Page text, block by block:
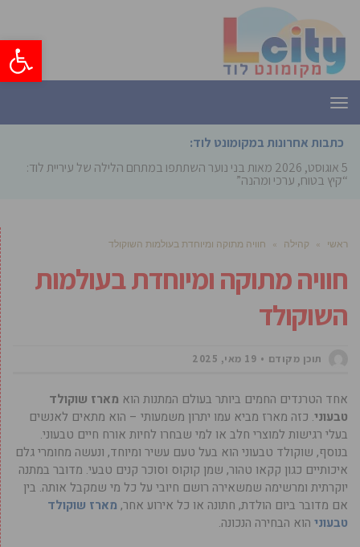
פתח
תפריט
כתבות אחרונות במקומונט לוד:
5 אוגוסט, 2026
מאות בני נוער השתתפו במתחם הלילה של עיריית לוד:
“קיץ בטוח, ערכי ומהנה”
ראשי » קהילה » חוויה מתוקה ומיוחדת בעולמות השוקולד
חוויה מתוקה ומיוחדת בעולמות
השוקולד
תוכן מקודם 19 מאי, 2025
אחד הטרנדים החמים ביותר בעולם המתנות הוא מארז שוקולד
טבעוני. כזה מארז מביא עמו יתרון משמעותי – הוא מתאים לאנשים
בעלי רגישות למוצרי חלב או למי שבחרו לחיות אורח חיים טבעוני.
בנוסף, שוקולד טבעוני הוא בעל טעם עשיר ומיוחד, ונעשה מחומרי גלם
איכותיים כגון קקאו טהור, שמן קוקוס וסוכר קנים טבעי. מדובר במתנה
יוקרתית ומרשימה שמשאירה רושם חיובי על כל מי שמקבל אותה. בין
אם מדובר ביום הולדת, חתונה או כל אירוע אחר, מארז שוקולד
טבעוני הוא הבחירה הנכונה.